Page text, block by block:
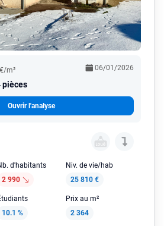
m²
pièces
06/01/2026
Ouvrir l'analyse
d'habitants
2 990
Niv. de vie/hab
25 810 €
10.1 %
Prix au m²
2 364